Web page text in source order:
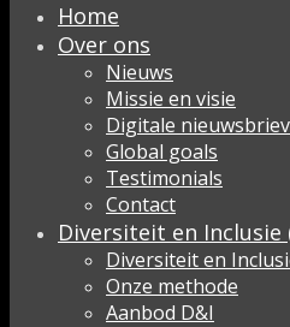
Home
Over ons
Nieuws
Missie en visie
Digitale
Global goals
Testimonials
Contact
Diversiteit en Inclusie
Diversiteit en
Onze methode
Aanbod D&I